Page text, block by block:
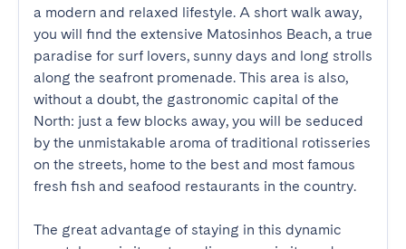
a modern and relaxed lifestyle. A short walk away,
you will find the extensive Matosinhos Beach, a true
paradise for surf lovers, sunny days and long strolls
along the seafront promenade. This area is also,
without a doubt, the gastronomic capital of the
North: just a few blocks away, you will be seduced
by the unmistakable aroma of traditional rotisseries
on the streets, home to the best and most famous
fresh fish and seafood restaurants in the country.
The great advantage of staying in this dynamic